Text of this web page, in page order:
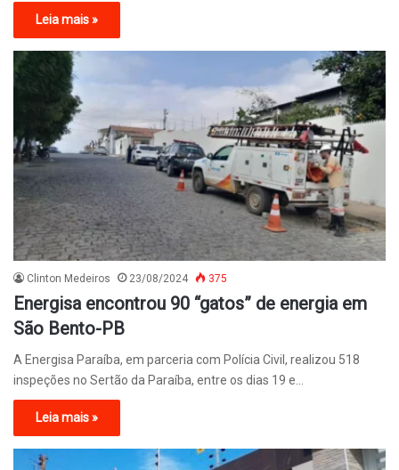
Leia mais »
Clinton Medeiros 23/08/2024 375
Energisa encontrou 90 “gatos” de energia em
São Bento-PB
A Energisa Paraíba, em parceria com Polícia Civil, realizou 518
inspeções no Sertão da Paraíba, entre os dias 19 e…
Leia mais »